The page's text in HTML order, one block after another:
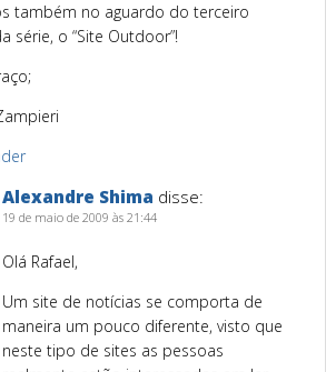
também no aguardo do terceiro
série, o “Site Outdoor”!
Alexandre Shima disse:
19 de maio de 2009 às 21:44
Olá Rafael,
Um site de notícias se comporta de
maneira um pouco diferente, visto que
neste tipo de sites as pessoas